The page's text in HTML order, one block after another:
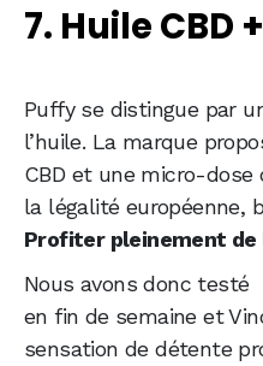
7. Huile CBD
Puffy se distingue par
l’huile. La marque
CBD et une micro-dose
la légalité européenne,
Profiter pleinement de
Nous avons donc testé
en fin de semaine et
sensation de détente